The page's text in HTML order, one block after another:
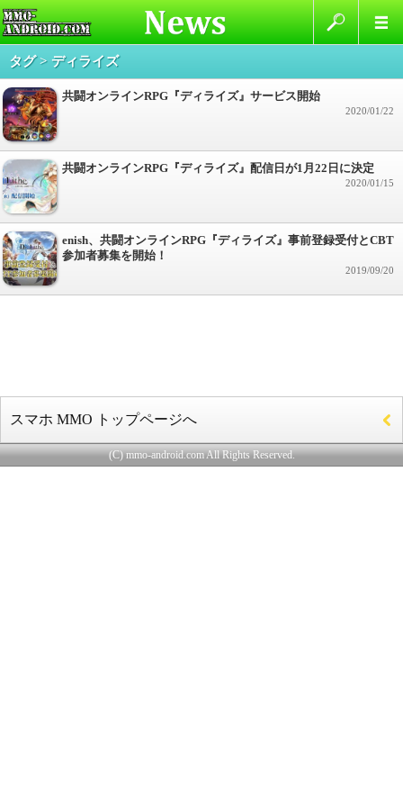
タグ > ディライズ
共闘オンラインRPG『ディライズ』サービス開始
2020/01/22
共闘オンラインRPG『ディライズ』配信日が1月22日に決定
2020/01/15
enish、共闘オンラインRPG『ディライズ』事前登録受付とCBT
参加者募集を開始！
2019/09/20
スマホ MMO トップページへ
(C) mmo-android.com All Rights Reserved.